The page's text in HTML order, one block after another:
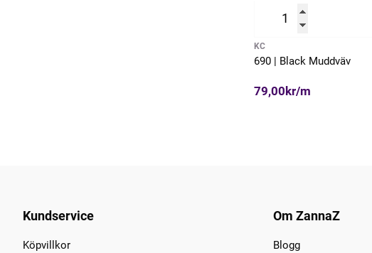
KC
690 | Black Muddväv
79,00kr/m
Kundservice
Köpvillkor
Om ZannaZ
Blogg